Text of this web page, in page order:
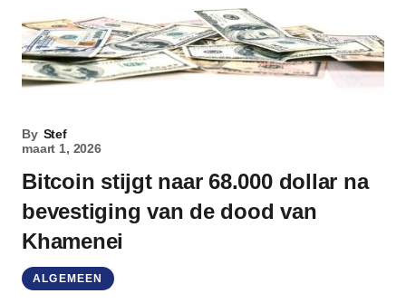
By Stef
maart 1, 2026
Bitcoin stijgt naar 68.000 dollar na
bevestiging van de dood van
Khamenei
ALGEMEEN